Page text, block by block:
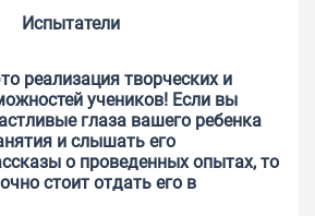
Испытатели
реализация творческих и
учеников! Если вы
глаза вашего ребенка
и слышать его
о проведенных опытах, то
стоит отдать его в